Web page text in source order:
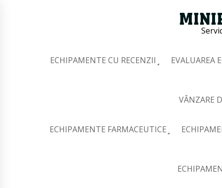
ECHIPAMENTE CU RECENZII EVALUAREA
VÂNZARE
ECHIPAMENTE FARMACEUTICE